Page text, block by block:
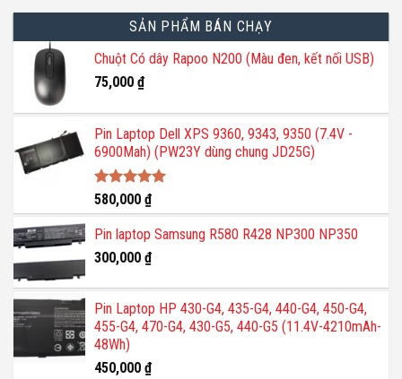
SẢN PHẨM BÁN CHẠY
Chuột Có dây Rapoo N200 (Màu đen, kết nối USB)
75,000 ₫
Pin Laptop Dell XPS 9360, 9343, 9350 (7.4V -
6900Mah) (PW23Y dùng chung JD25G)
Được xếp
hạng5.00
5 sao
580,000 ₫
Pin laptop Samsung R580 R428 NP300 NP350
300,000 ₫
Pin Laptop HP 430-G4, 435-G4, 440-G4, 450-G4,
455-G4, 470-G4, 430-G5, 440-G5 (11.4V-4210mAh-
48Wh)
450,000 ₫